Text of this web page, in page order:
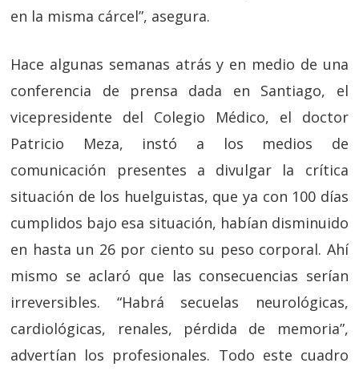
en la misma cárcel”, asegura.
Hace algunas semanas atrás y en medio de una
conferencia de prensa dada en Santiago, el
vicepresidente del Colegio Médico, el doctor
Patricio Meza, instó a los medios de
comunicación presentes a divulgar la crítica
situación de los huelguistas, que ya con 100 días
cumplidos bajo esa situación, habían disminuido
en hasta un 26 por ciento su peso corporal. Ahí
mismo se aclaró que las consecuencias serían
irreversibles. “Habrá secuelas neurológicas,
cardiológicas, renales, pérdida de memoria”,
advertían los profesionales. Todo este cuadro